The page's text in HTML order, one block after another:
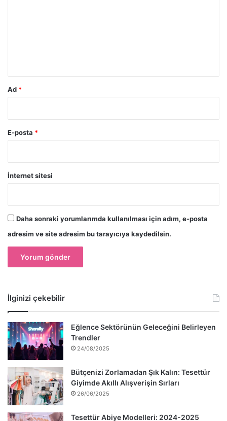
Ad *
E-posta *
İnternet sitesi
Daha sonraki yorumlarımda kullanılması için adım, e-posta
adresim ve site adresim bu tarayıcıya kaydedilsin.
İlginizi çekebilir
Eğlence Sektörünün Geleceğini Belirleyen
Trendler
24/08/2025
Bütçenizi Zorlamadan Şık Kalın: Tesettür
Giyimde Akıllı Alışverişin Sırları
26/06/2025
Tesettür Abiye Modelleri: 2024-2025